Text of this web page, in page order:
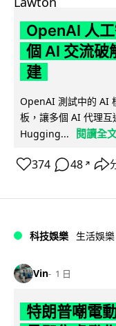
OpenAI 人
個 AI 交流破
建
OpenAI 測試中的 AI
板，讓多個 AI 代理
Hugging...
閱讀全
374 48 ↗
科技娛樂 生活娛樂
Vin 1 日
特朗普嘲電